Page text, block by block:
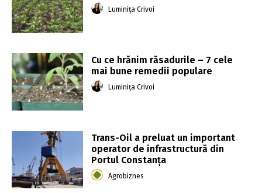
Luminița Crivoi
Cu ce hrănim răsadurile – 7 cele
mai bune remedii populare
Luminița Crivoi
Trans-Oil a preluat un important
operator de infrastructură din
Portul Constanța
Agrobiznes